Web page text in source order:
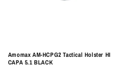
Amomax AM-HCPG2 Tactical Holster HI
CAPA 5.1 BLACK